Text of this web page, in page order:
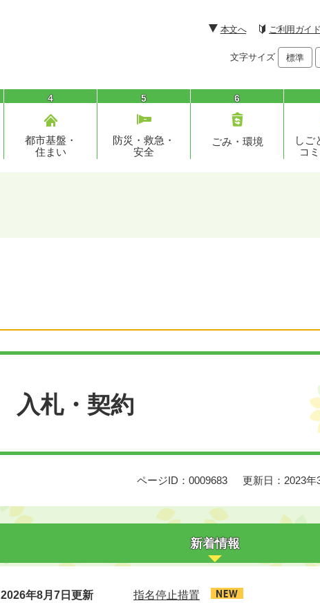
本文へ ご利用ガイド
文字サイズ 標準
4
都市基盤・
住まい
5
防災・救急・
安全
6
ごみ・環境
しご
コ
入札・契約
ページID：0009683 更新日：2023年
新着情報
2026年8月7日更新 指名停止措置